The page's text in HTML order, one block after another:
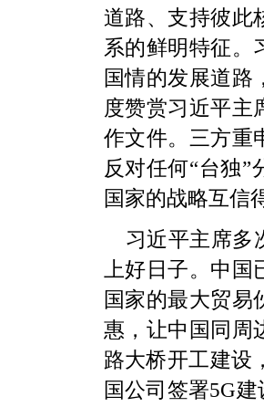
道路、支持彼此
系的鲜明特征。
国情的发展道路
度赞赏习近平主
作文件。三方重
反对任何“台独
国家的战略互信
习近平主席多
上好日子。中
国家的最大贸易
惠，让中国同周
路大桥开工建设
国公司签署5G